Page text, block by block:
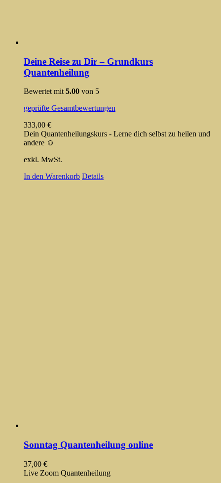
Deine Reise zu Dir – Grundkurs
Quantenheilung
Bewertet mit5.00 von 5
geprüfte Gesamtbewertungen
333,00 €
Dein Quantenheilungskurs - Lerne dich selbst zu heilen und
andere ☺️
exkl. MwSt.
In den Warenkorb Details
Sonntag Quantenheilung online
37,00 €
Live Zoom Quantenheilung